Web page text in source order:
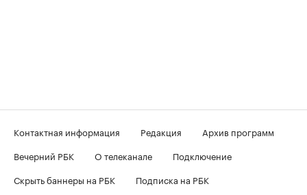
Контактная информация Редакция
Архив программ
Вечерний РБК
О телеканале
Подключение
Скрыть баннеры на РБК
Подписка на РБК